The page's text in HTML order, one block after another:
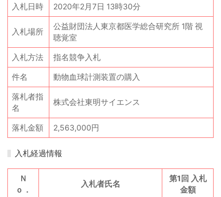
入札日時 2020年2月7日 13時30分
入札場所
公益財団法人東京都医学総合研究所 1階 視
聴覚室
入札方法 指名競争入札
件名 動物血球計測装置の購入
落札者指
名
株式会社東明サイエンス
落札金額 2,563,000円
入札経過情報
Ｎ
ｏ．
入札者氏名
第1回 入札
金額